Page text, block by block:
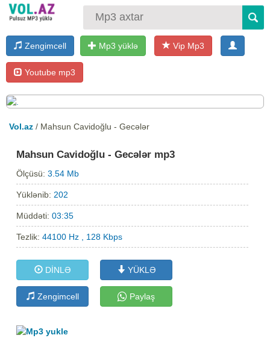
Zengimcell Mp3 yüklə Vip Mp3
Youtube mp3
Vol.az / Mahsun Cavidoğlu - Gecələr
Mahsun Cavidoğlu - Gecələr mp3
Ölçüsü:3.54 Mb
Yüklənib: 202
Müddəti:03:35
Tezlik:44100 Hz , 128 Kbps
DİNLƏ YÜKLƏ
Zengimcell Paylaş